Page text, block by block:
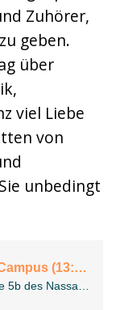
Zuhörer,
geben.
über
viel Liebe
von
unbedingt